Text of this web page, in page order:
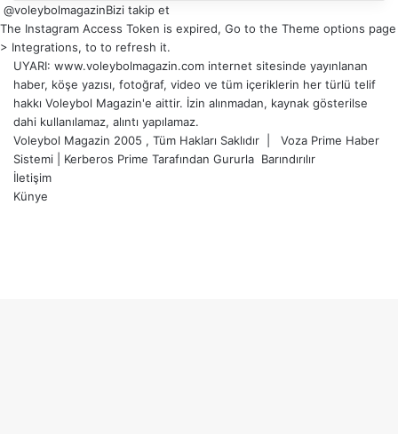
@voleybolmagazinBizi takip et
The Instagram Access Token is expired, Go to the Theme options page
> Integrations, to to refresh it.
UYARI: www.voleybolmagazin.com internet sitesinde yayınlanan
haber, köşe yazısı, fotoğraf, video ve tüm içeriklerin her türlü telif
hakkı Voleybol Magazin'e aittir. İzin alınmadan, kaynak gösterilse
dahi kullanılamaz, alıntı yapılamaz.
Voleybol Magazin 2005 , Tüm Hakları Saklıdır | Voza Prime Haber
Sistemi
Kerberos Prime Tarafından Gururla Barındırılır
İletişim
Künye